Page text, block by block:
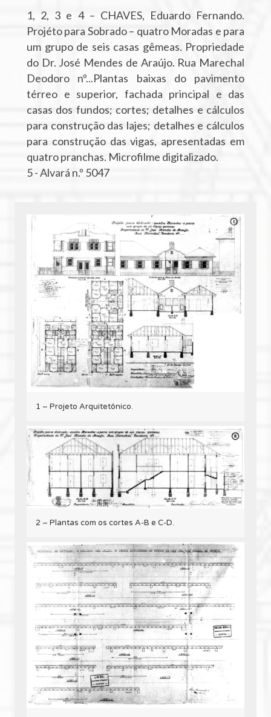
1, 2, 3 e 4 – CHAVES, Eduardo Fernando.
Projéto para Sobrado – quatro Moradas e para
um grupo de seis casas gêmeas. Propriedade
do Dr. José Mendes de Araújo. Rua Marechal
Deodoro nº...Plantas baixas do pavimento
térreo e superior, fachada principal e das
casas dos fundos; cortes; detalhes e cálculos
para construção das lajes; detalhes e cálculos
para construção das vigas, apresentadas em
quatro pranchas. Microfilme digitalizado.
5 - Alvará n.º 5047
1 – Projeto Arquitetônico.
2 – Plantas com os cortes A-B e C-D.